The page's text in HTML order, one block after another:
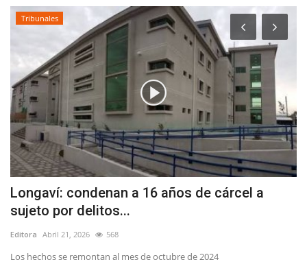
Tribunales
Longaví: condenan a 16 años de cárcel a
sujeto por delitos...
Editora Abril 21, 2026 568
Los hechos se remontan al mes de octubre de 2024